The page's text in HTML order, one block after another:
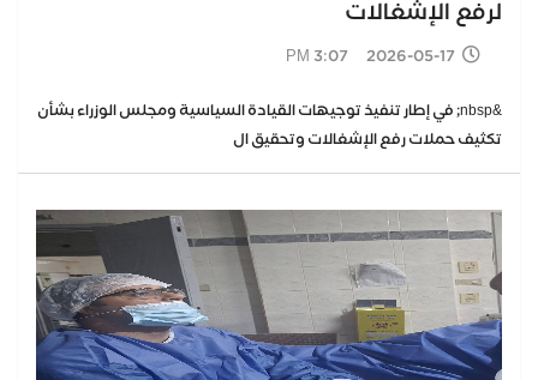
لرفع الإشغالات
2026-05-17 3:07 PM
&nbsp; في إطار تنفيذ توجيهات القيادة السياسية ومجلس الوزراء بشأن
تكثيف حملات رفع الإشغالات وتحقيق ال